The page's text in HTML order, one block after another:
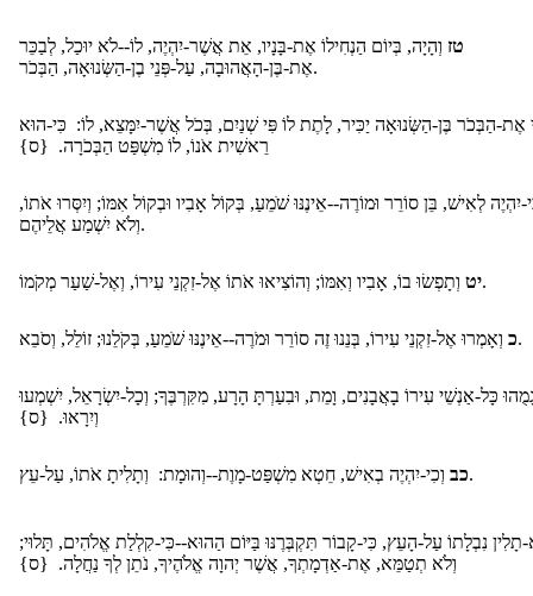
טז וְהָיָה, בְּיוֹם הַנְחִילוֹ אֶת-בָּנָיו, אֵת אֲשֶׁר-יִהְיֶה, לוֹ--לֹא יוּכַל, לְבַכֵּר
אֶת-בֶּן-הָאֲהוּבָה, עַל-פְּנֵי בֶן-הַשְּׂנוּאָה, הַבְּכֹר.
אֶת-הַבְּכֹר בֶּן-הַשְּׂנוּאָה יַכִּיר, לָתֶת לוֹ פִּי שְׁנַיִם, בְּכֹל אֲשֶׁר-יִמָּצֵא, לוֹ: כִּי-הוּא
רֵאשִׁית אֹנוֹ, לוֹ מִשְׁפַּט הַבְּכֹרָה. {ס}
יִהְיֶה לְאִישׁ, בֵּן סוֹרֵר וּמוֹרֶה--אֵינֶנּוּ שֹׁמֵעַ, בְּקוֹל אָבִיו וּבְקוֹל אִמּוֹ; וְיִסְּרוּ אֹתוֹ,
וְלֹא יִשְׁמַע אֲלֵיהֶם.
יטוְתָפְשׂוּ בוֹ, אָבִיו וְאִמּוֹ; וְהוֹצִיאוּ אֹתוֹ אֶל-זִקְנֵי עִירוֹ, וְאֶל-שַׁעַר מְקֹמוֹ.
כוְאָמְרוּ אֶל-זִקְנֵי עִירוֹ, בְּנֵנוּ זֶה סוֹרֵר וּמֹרֶה--אֵינֶנּוּ שֹׁמֵעַ, בְּקֹלֵנוּ; זוֹלֵל, וְסֹבֵא.
כָּל-אַנְשֵׁי עִירוֹ בָאֲבָנִים, וָמֵת, וּבִעַרְתָּ הָרָע, מִקִּרְבֶּךָ; וְכָל-יִשְׂרָאֵל, יִשְׁמְעוּ
וְיִרָאוּ. {ס}
כבוְכִי-יִהְיֶה בְאִישׁ, חֵטְא מִשְׁפַּט-מָוֶת--וְהוּמָת: וְתָלִיתָ אֹתוֹ, עַל-עֵץ.
נִבְלָתוֹ עַל-הָעֵץ, כִּי-קָבוֹר תִּקְבְּרֶנּוּ בַּיּוֹם הַהוּא--כִּי-קִלְלַת אֱלֹהִים, תָּלוּי;
וְלֹא תְטַמֵּא, אֶת-אַדְמָתְךָ, אֲשֶׁר יְהוָה אֱלֹהֶיךָ, נֹתֵן לְךָ נַחֲלָה. {ס}